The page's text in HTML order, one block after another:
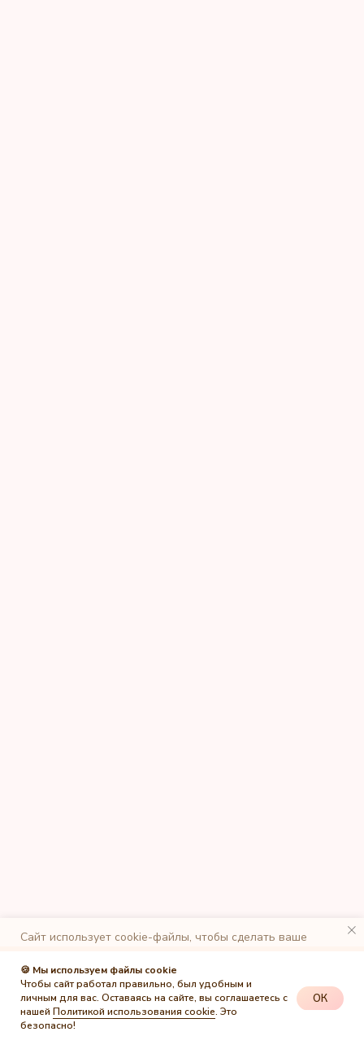
Сайт использует cookie-файлы, чтобы сделать ваше
подключен сервис веб-аналитики Яндекс.Метрика,
использующий cookie-файлы. Оставаясь на сайте, вы
даете свое согласие на обработку персональных данных в
порядке, указанном вПолитике обработки персональных
данных.
🍪 Мы используем файлы cookie
Чтобы сайт работал правильно, был удобным и
личным для вас. Оставаясь на сайте, вы соглашаетесь с
нашей Политикой использования cookie. Это
безопасно!
ОК